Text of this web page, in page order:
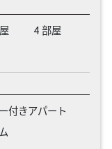
4 部屋
付きアパート